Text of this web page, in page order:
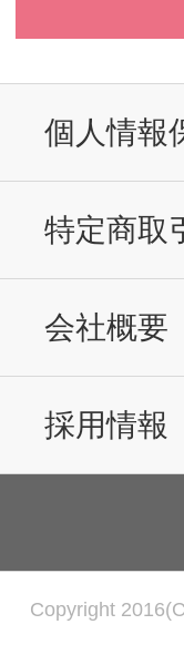
個人情報
特定商取
会社概要
採用情報
Copyright